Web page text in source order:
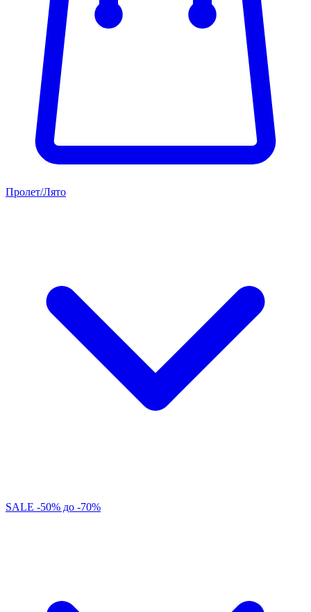
Пролет/Лято
SALE -50% до -70%